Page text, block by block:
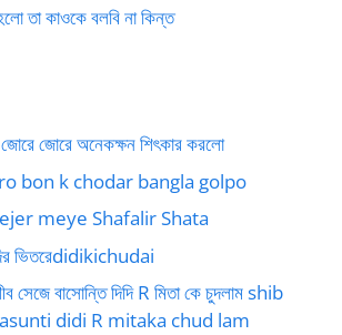
তা কাওকে বলবি না কিন্ত
জোরে জোরে অনেকক্ষন শিৎকার করলো
bon k chodar bangla golpo
Kejer meye Shafalir Shata
ভিতরেdidikichudai
সেজে বাসোন্তি দিদি R মিতা কে চুদলাম shib
didi R mitaka chud lam